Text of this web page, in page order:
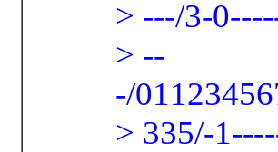
> ---/3-
> --
-/
> 335/-